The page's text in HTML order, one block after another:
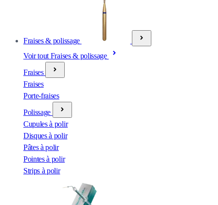
Fraises & polissage
Voir tout Fraises & polissage
Fraises
Fraises
Porte-fraises
Polissage
Cupules à polir
Disques à polir
Pâtes à polir
Pointes à polir
Strips à polir